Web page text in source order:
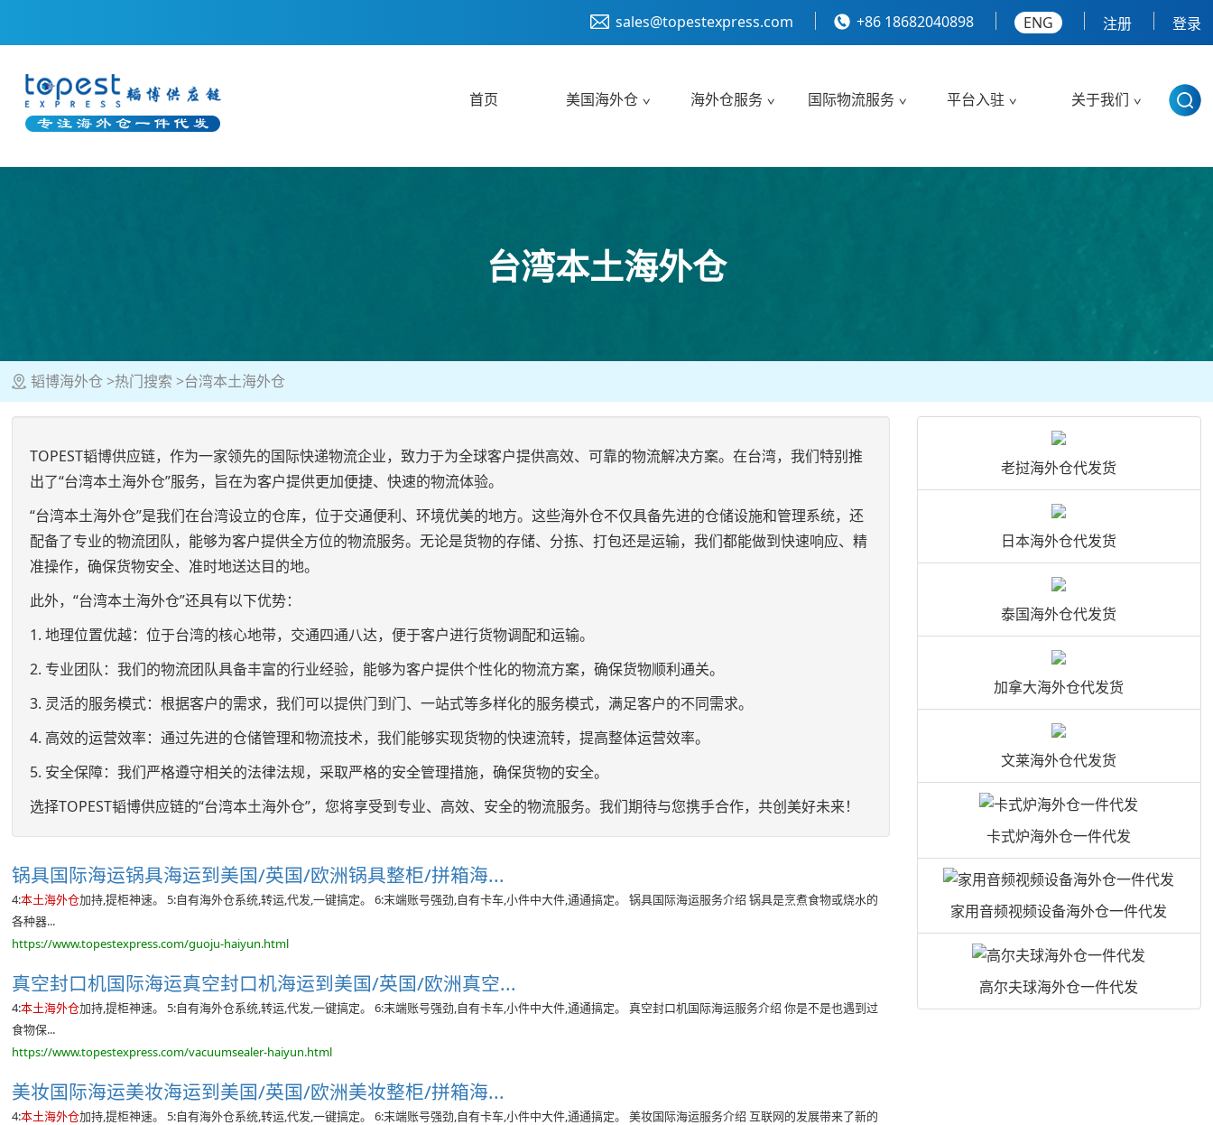
sales@topestexpress.com +86 18682040898 ENG 注册 登录
首页 美国海外仓 海外仓服务 国际物流服务 平台入驻 关于我们
台湾本土海外仓
韬博海外仓 热门搜索 台湾本土海外仓
TOPEST韬博供应链，作为一家领先的国际快递物流企业，致力于为全球客户提供高效、可靠的物流解决方案。在台湾，我们特别推
出了“台湾本土海外仓”服务，旨在为客户提供更加便捷、快速的物流体验。
“台湾本土海外仓”是我们在台湾设立的仓库，位于交通便利、环境优美的地方。这些海外仓不仅具备先进的仓储设施和管理系统，还
配备了专业的物流团队，能够为客户提供全方位的物流服务。无论是货物的存储、分拣、打包还是运输，我们都能做到快速响应、精
准操作，确保货物安全、准时地送达目的地。
此外，“台湾本土海外仓”还具有以下优势：
1. 地理位置优越：位于台湾的核心地带，交通四通八达，便于客户进行货物调配和运输。
2. 专业团队：我们的物流团队具备丰富的行业经验，能够为客户提供个性化的物流方案，确保货物顺利通关。
3. 灵活的服务模式：根据客户的需求，我们可以提供门到门、一站式等多样化的服务模式，满足客户的不同需求。
4. 高效的运营效率：通过先进的仓储管理和物流技术，我们能够实现货物的快速流转，提高整体运营效率。
5. 安全保障：我们严格遵守相关的法律法规，采取严格的安全管理措施，确保货物的安全。
选择TOPEST韬博供应链的“台湾本土海外仓”，您将享受到专业、高效、安全的物流服务。我们期待与您携手合作，共创美好未来！
锅具国际海运锅具海运到美国/英国/欧洲锅具整柜/拼箱海...
4:本土海外仓加持,提柜神速。 5:自有海外仓系统,转运,代发,一键搞定。 6:末端账号强劲,自有卡车,小件中大件,通通搞定。 锅具国际海运服务介绍 锅具是烹煮食物或烧水的
各种器...
https://www.topestexpress.com/guoju-haiyun.html
真空封口机国际海运真空封口机海运到美国/英国/欧洲真空...
4:本土海外仓加持,提柜神速。 5:自有海外仓系统,转运,代发,一键搞定。 6:末端账号强劲,自有卡车,小件中大件,通通搞定。 真空封口机国际海运服务介绍 你是不是也遇到过
食物保...
https://www.topestexpress.com/vacuumsealer-haiyun.html
美妆国际海运美妆海运到美国/英国/欧洲美妆整柜/拼箱海...
4:本土海外仓加持,提柜神速。 5:自有海外仓系统,转运,代发,一键搞定。 6:末端账号强劲,自有卡车,小件中大件,通通搞定。 美妆国际海运服务介绍 互联网的发展带来了新的
老挝海外仓代发货
日本海外仓代发货
泰国海外仓代发货
加拿大海外仓代发货
文莱海外仓代发货
卡式炉海外仓一件代发
家用音频视频设备海外仓一件代发
高尔夫球海外仓一件代发